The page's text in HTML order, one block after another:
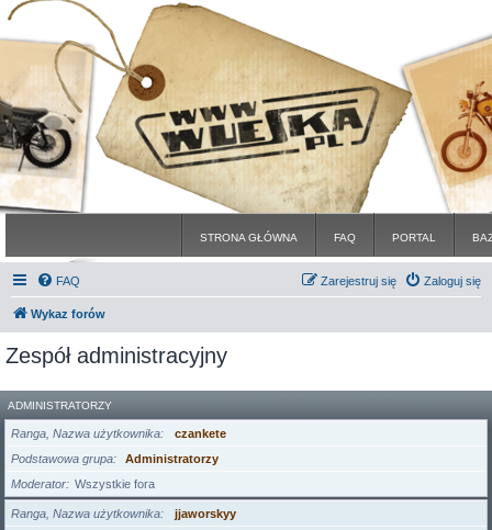
STRONA GŁÓWNA FAQ PORTAL
FAQ Zaloguj się
Zarejestruj się
Wykaz forów
Zespół administracyjny
ADMINISTRATORZY
Ranga, Nazwa użytkownika
czankete
Podstawowa grupa
Administratorzy
Moderator
Wszystkie fora
Ranga, Nazwa użytkownika
jjaworskyy